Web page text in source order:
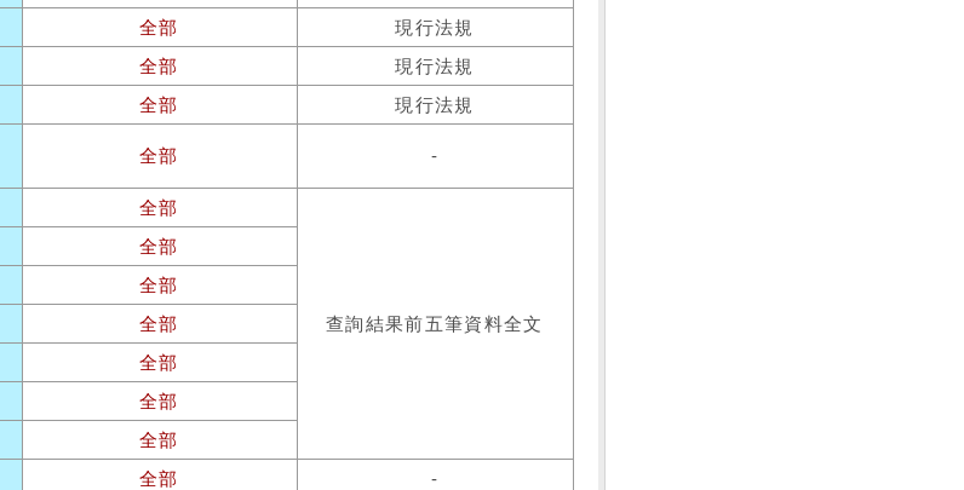
全部
現行法規
全部
現行法規
全部
現行法規
全部 -
全部
查詢結果前五筆資料全文
全部
全部
全部
全部
全部
全部
全部
-